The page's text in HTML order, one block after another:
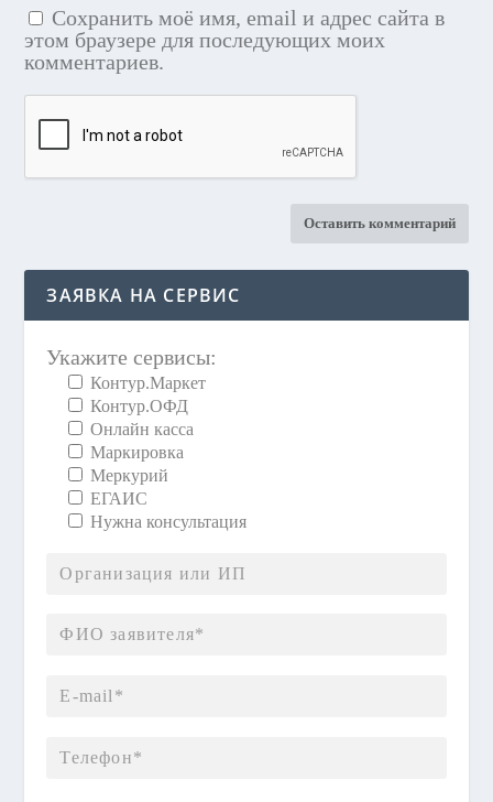
Сохранить моё имя, email и адрес сайта в
этом браузере для последующих моих
комментариев.
ЗАЯВКА НА СЕРВИС
Укажите сервисы:
Контур.Маркет
Контур.ОФД
Онлайн касса
Маркировка
Меркурий
ЕГАИС
Нужна консультация